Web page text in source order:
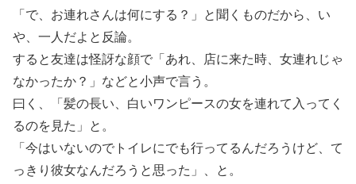
「で、お連れさんは何にする？」と聞くものだから、い
や、一人だよと反論。
すると友達は怪訝な顔で「あれ、店に来た時、女連れじゃ
なかったか？」などと小声で言う。
曰く、「髪の長い、白いワンピースの女を連れて入ってく
るのを見た」と。
「今はいないのでトイレにでも行ってるんだろうけど、て
っきり彼女なんだろうと思った」、と。